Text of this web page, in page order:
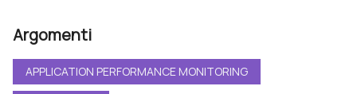
Argomenti
APPLICATION PERFORMANCE MONITORING